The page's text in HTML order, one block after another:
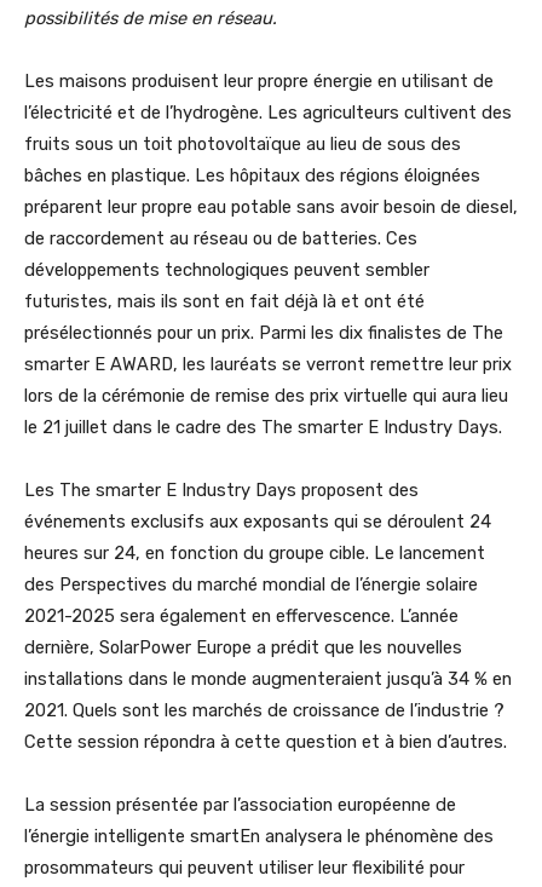
possibilités de mise en réseau.
Les maisons produisent leur propre énergie en utilisant de
l’électricité et de l’hydrogène. Les agriculteurs cultivent des
fruits sous un toit photovoltaïque au lieu de sous des
bâches en plastique. Les hôpitaux des régions éloignées
préparent leur propre eau potable sans avoir besoin de diesel,
de raccordement au réseau ou de batteries. Ces
développements technologiques peuvent sembler
futuristes, mais ils sont en fait déjà là et ont été
présélectionnés pour un prix. Parmi les dix finalistes de The
smarter E AWARD, les lauréats se verront remettre leur prix
lors de la cérémonie de remise des prix virtuelle qui aura lieu
le 21 juillet dans le cadre des The smarter E Industry Days.
Les The smarter E Industry Days proposent des
événements exclusifs aux exposants qui se déroulent 24
heures sur 24, en fonction du groupe cible. Le lancement
des Perspectives du marché mondial de l’énergie solaire
2021-2025 sera également en effervescence. L’année
dernière, SolarPower Europe a prédit que les nouvelles
installations dans le monde augmenteraient jusqu’à 34 % en
2021. Quels sont les marchés de croissance de l’industrie ?
Cette session répondra à cette question et à bien d’autres.
La session présentée par l’association européenne de
l’énergie intelligente smartEn analysera le phénomène des
prosommateurs qui peuvent utiliser leur flexibilité pour